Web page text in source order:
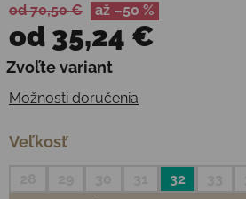
od 70,50 € až –50 %
od 35,24 €
Jednotková cena:
Zvoľte variant
Možnosti doručenia
Veľkosť
32